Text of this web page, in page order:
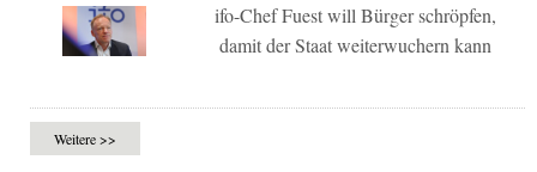
ifo-Chef Fuest will Bürger schröpfen,
damit der Staat weiterwuchern kann
Weitere >>